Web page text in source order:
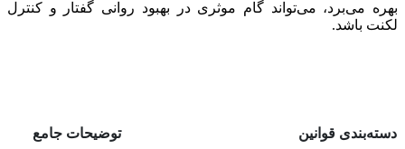
بهره می‌برد، می‌تواند گام موثری در بهبود روانی گفتار و کنترل
لکنت باشد.
دسته‌بندی قوانین توضیحات جامع